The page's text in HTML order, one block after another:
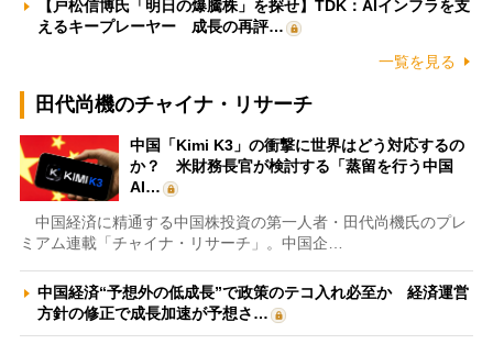
【戸松信博氏「明日の爆騰株」を探せ】TDK：AIインフラを支
えるキープレーヤー 成長の再評…
一覧を見る
田代尚機のチャイナ・リサーチ
中国「Kimi K3」の衝撃に世界はどう対応するの
か？ 米財務長官が検討する「蒸留を行う中国
AI…
中国経済に精通する中国株投資の第一人者・田代尚機氏のプレ
ミアム連載「チャイナ・リサーチ」。中国企…
中国経済“予想外の低成長”で政策のテコ入れ必至か 経済運営
方針の修正で成長加速が予想さ…